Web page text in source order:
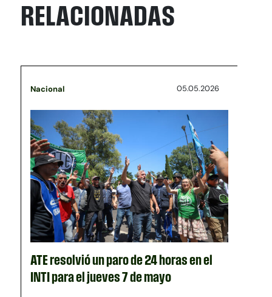
RELACIONADAS
Nacional 05.05.2026
ATE resolvió un paro de 24 horas en el
INTI para el jueves 7 de mayo